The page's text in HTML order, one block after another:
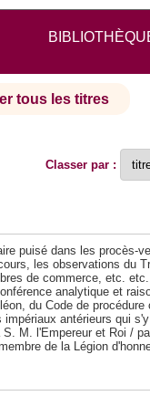
tous les titres
Classer par :
puisé dans les procès-
les observations du
de commerce, etc.
analytique et
du Code de procédure
antérieurs qui s'y
M. l'Empereur et Roi /
de la Légion